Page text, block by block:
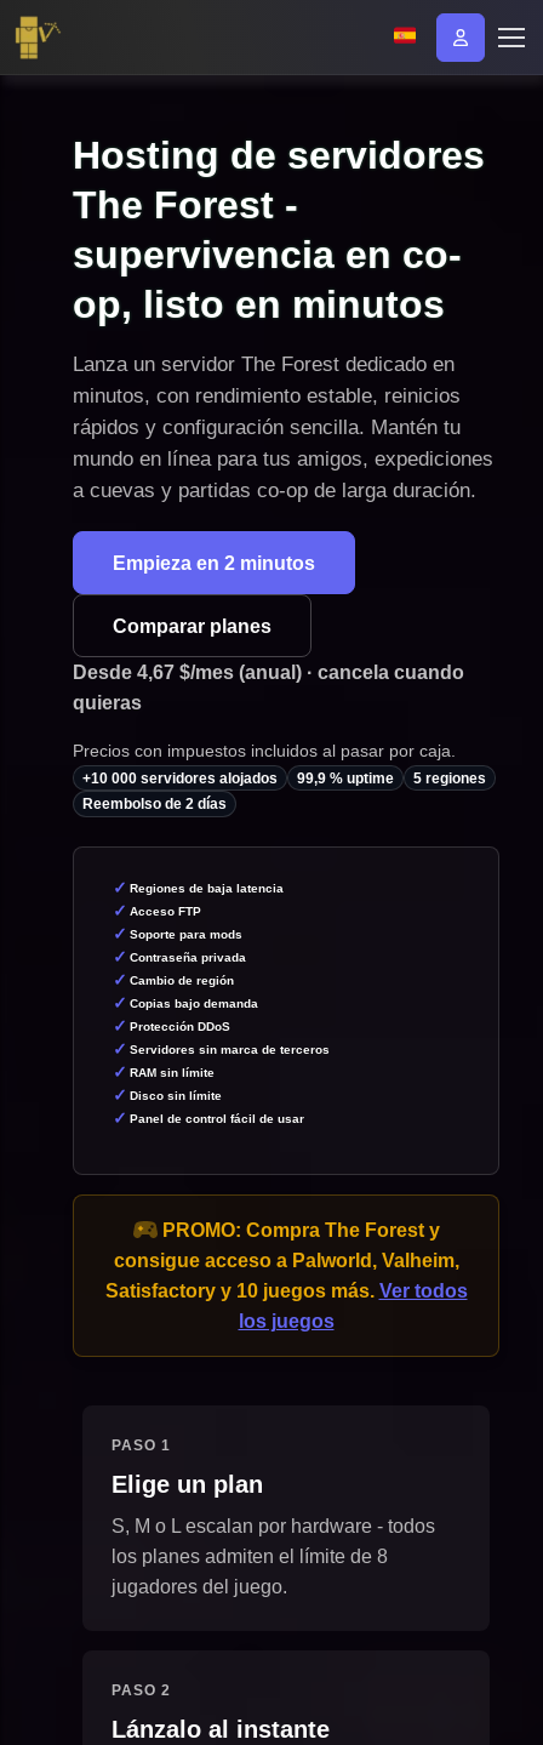
Hosting de servidores
The Forest -
supervivencia en co-
op, listo en minutos
Lanza un servidor The Forest dedicado en
minutos, con rendimiento estable, reinicios
rápidos y configuración sencilla. Mantén tu
mundo en línea para tus amigos, expediciones
a cuevas y partidas co-op de larga duración.
Empieza en 2 minutos
Comparar planes
Desde 4,67 $/mes (anual) · cancela cuando
quieras
Precios con impuestos incluidos al pasar por caja.
+10 000 servidores alojados 99,9 % uptime
5 regiones
Reembolso de 2 días
Regiones de baja latencia
Acceso FTP
Soporte para mods
Contraseña privada
Cambio de región
Copias bajo demanda
Protección DDoS
Servidores sin marca de terceros
RAM sin límite
Disco sin límite
Panel de control fácil de usar
PROMO: Compra The Forest y
consigue acceso a Palworld, Valheim,
Satisfactory y 10 juegos más. Ver todos
los juegos
PASO 1
Elige un plan
S, M o L escalan por hardware - todos
los planes admiten el límite de 8
jugadores del juego.
PASO 2
Lánzalo al instante